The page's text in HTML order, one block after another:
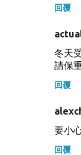
回覆
冬天
請保
回覆
要小
回覆